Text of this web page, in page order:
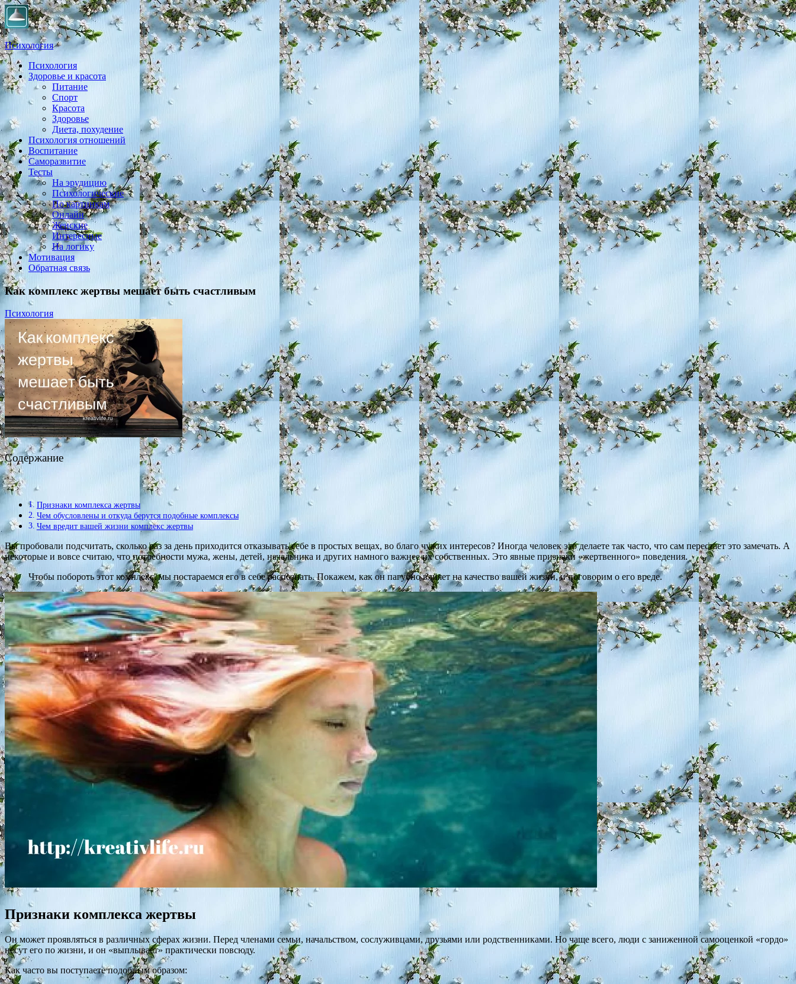
Психология
Практическая психология, личностный рост, экология, здоровье, воспитание,
Психология
Здоровье и красота
Питание
Спорт
Красота
Здоровье
Диета, похудение
Психология отношений
Воспитание
Саморазвитие
Тесты
На эрудицию
Психологические
По картинкам
Онлайн
Женские
Интересные
На логику
Мотивация
Обратная связь
Как комплекс жертвы мешает быть счастливым
Психология
Содержание
Признаки комплекса жертвы
Чем обусловлены и откуда берутся подобные комплексы
Чем вредит вашей жизни комплекс жертвы
Вы пробовали подсчитать, сколько раз за день приходится отказывать себе в простых вещах, во благо чужих интересов? Иногда человек это делаете так часто, что сам перестает это замечать. А
некоторые и вовсе считаю, что потребности мужа, жены, детей, начальника и других намного важнее их собственных. Это явные признаки «жертвенного» поведения.
Чтобы побороть этот комплекс, мы постараемся его в себе распознать. Покажем, как он пагубно влияет на качество вашей жизни, и поговорим о его вреде.
Признаки комплекса жертвы
Он может проявляться в различных сферах жизни. Перед членами семьи, начальством, сослуживцами, друзьями или родственниками. Но чаще всего, люди с заниженной самооценкой «гордо»
несут его по жизни, и он «выплывает» практически повсюду.
Как часто вы поступаете подобным образом: